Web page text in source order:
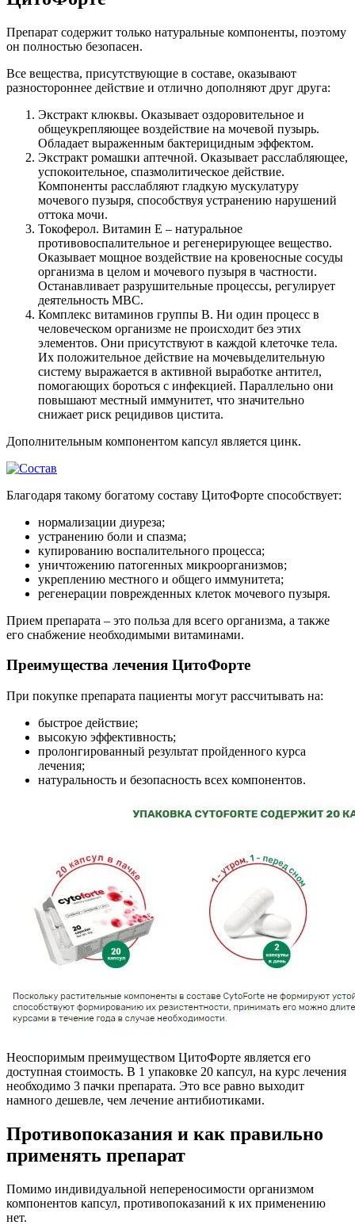
Препарат содержит только натуральные компоненты, поэтому
он полностью безопасен.
Все вещества, присутствующие в составе, оказывают
разностороннее действие и отлично дополняют друг друга:
Экстракт клюквы. Оказывает оздоровительное и
общеукрепляющее воздействие на мочевой пузырь.
Обладает выраженным бактерицидным эффектом.
Экстракт ромашки аптечной. Оказывает расслабляющее,
успокоительное, спазмолитическое действие.
Компоненты расслабляют гладкую мускулатуру
мочевого пузыря, способствуя устранению нарушений
оттока мочи.
Токоферол. Витамин Е – натуральное
противовоспалительное и регенерирующее вещество.
Оказывает мощное воздействие на кровеносные сосуды
организма в целом и мочевого пузыря в частности.
Останавливает разрушительные процессы, регулирует
деятельность МВС.
Комплекс витаминов группы В. Ни один процесс в
человеческом организме не происходит без этих
элементов. Они присутствуют в каждой клеточке тела.
Их положительное действие на мочевыделительную
систему выражается в активной выработке антител,
помогающих бороться с инфекцией. Параллельно они
повышают местный иммунитет, что значительно
снижает риск рецидивов цистита.
Дополнительным компонентом капсул является цинк.
Благодаря такому богатому составу ЦитоФорте способствует:
нормализации диуреза;
устранению боли и спазма;
купированию воспалительного процесса;
уничтожению патогенных микроорганизмов;
укреплению местного и общего иммунитета;
регенерации поврежденных клеток мочевого пузыря.
Прием препарата – это польза для всего организма, а также
его снабжение необходимыми витаминами.
Преимущества лечения ЦитоФорте
При покупке препарата пациенты могут рассчитывать на:
быстрое действие;
высокую эффективность;
пролонгированный результат пройденного курса
лечения;
натуральность и безопасность всех компонентов.
Неоспоримым преимуществом ЦитоФорте является его
доступная стоимость. В 1 упаковке 20 капсул, на курс лечения
необходимо 3 пачки препарата. Это все равно выходит
намного дешевле, чем лечение антибиотиками.
Противопоказания и как правильно
применять препарат
Помимо индивидуальной непереносимости организмом
компонентов капсул, противопоказаний к их применению
нет.